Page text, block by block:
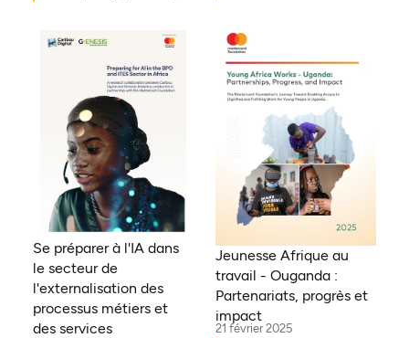
Mozambique, Égypte,
Bénin, Ghana, Sénégal,
Zambie, Ouganda, Côte
d'Ivoire, Sierra Leone,
Erythrée, Gambie, Eswatini,
République démocratique
du Congo, Tanzanie,
Nigéria, Zimbabwe, Sud
Soudan, Afrique du Sud,
Cameroun, Éthiopie, Niger,
Morocco, Malawi, Tchad,
Syrie, Mali, Togo, Somalie
République démocratique
du Congo, Malawi, Gambie,
Burkina Faso, Erythrée,
Égypte, Djibouti, Côte
d'Ivoire, Zambie, Syrie,
Tchad, Eswatini, Zimbabwe,
Tanzanie, Sud Soudan,
Somalie, Sierra Leone,
Afrique du Sud, Guinée-
Bissau, Sénégal, Niger,
Cameroun, UEMOA, Nigéria,
Bénin, Togo
Se préparer à l'IA dans
le secteur de
l'externalisation des
processus métiers et
des services
Jeunesse Afrique au
travail - Ouganda :
Partenariats, progrès et
impact
21 février 2025